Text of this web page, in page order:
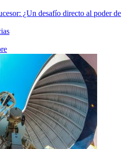
¿Un desafío directo al poder de